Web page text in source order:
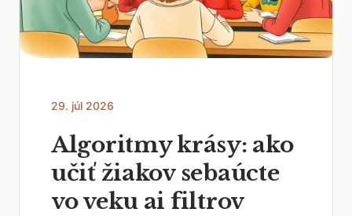
29. júl 2026
Algoritmy krásy: ako
učiť žiakov sebaúcte
vo veku ai filtrov